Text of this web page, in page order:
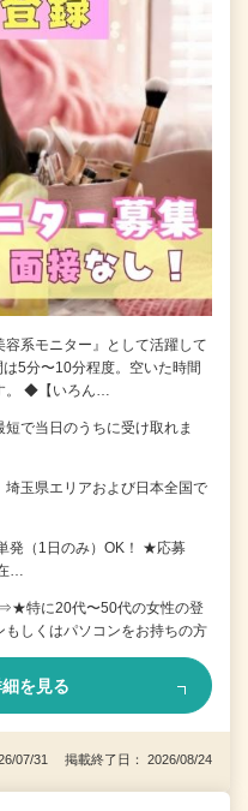
系モニター』として活躍して
5分〜10分程度。空いた時間
。 ◆【いろん…
で当日のうちに受け取れま
玉県エリアおよび日本全国で
発（1日のみ）OK！ ★応募
…
特に20代〜50代の女性の登
しくはパソコンをお持ちの方
を見る
07/31 掲載終了日： 2026/08/24